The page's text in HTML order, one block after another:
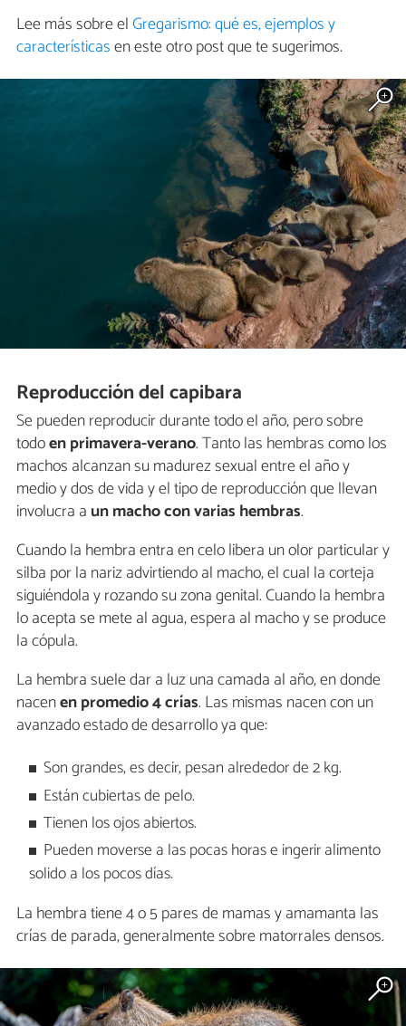
Lee más sobre elGregarismo: qué es, ejemplos y
característicasen este otro post que te sugerimos.
Reproducción del capibara
Se pueden reproducir durante todo el año, pero sobre
todoen primavera-verano. Tanto las hembras como los
machos alcanzan su madurez sexual entre el año y
medio y dos de vida y el tipo de reproducción que llevan
involucra a un macho con varias hembras.
Cuando la hembra entra en celo libera un olor particular y
silba por la nariz advirtiendo al macho, el cual la corteja
siguiéndola y rozando su zona genital. Cuando la hembra
lo acepta se mete al agua, espera al macho y se produce
la cópula.
La hembra suele dar a luz una camada al año, en donde
nacenen promedio 4 crías. Las mismas nacen con un
avanzado estado de desarrollo ya que:
Son grandes, es decir, pesan alrededor de 2 kg.
Están cubiertas de pelo.
Tienen los ojos abiertos.
Pueden moverse a las pocas horas e ingerir alimento
solido a los pocos días.
La hembra tiene 4 o 5 pares de mamas y amamanta las
crías de parada, generalmente sobre matorrales densos.